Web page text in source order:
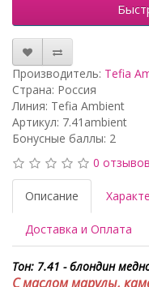
Производитель: Tefia
Страна: Россия
Линия: Tefia Ambient
Артикул: 7.41ambient
Бонусные баллы: 2
0 отзывов
Описание
Доставка и Оплата
Тон: 7.41 - блондин
С маслом марулы,